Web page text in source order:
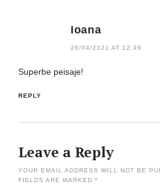
Ioana
28/04/2021 AT 12:49
Superbe peisaje!
REPLY
Leave a Reply
YOUR EMAIL ADDRESS WILL NOT BE
FIELDS ARE MARKED *